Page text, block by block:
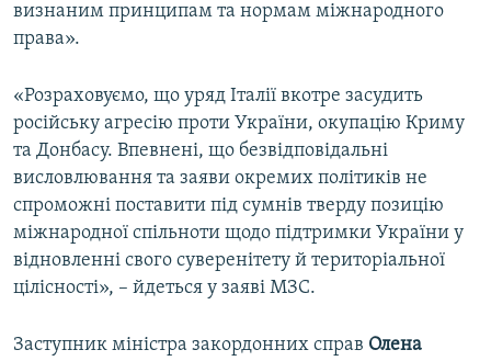
визнаним принципам та нормам міжнародного
права».
«Розраховуємо, що уряд Італії вкотре засудить
російську агресію проти України, окупацію Криму
та Донбасу. Впевнені, що безвідповідальні
висловлювання та заяви окремих політиків не
спроможні поставити під сумнів тверду позицію
міжнародної спільноти щодо підтримки України у
відновленні свого суверенітету й територіальної
цілісності», – йдеться у заяві МЗС.
Заступник міністра закордонних справ Олена